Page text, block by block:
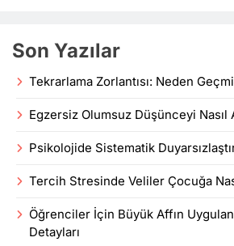
Son Yazılar
Tekrarlama Zorlantısı: Neden
Egzersiz Olumsuz Düşünceyi Nasıl
Psikolojide Sistematik
Tercih Stresinde Veliler Çocuğa
Öğrenciler İçin Büyük Affın
Detayları